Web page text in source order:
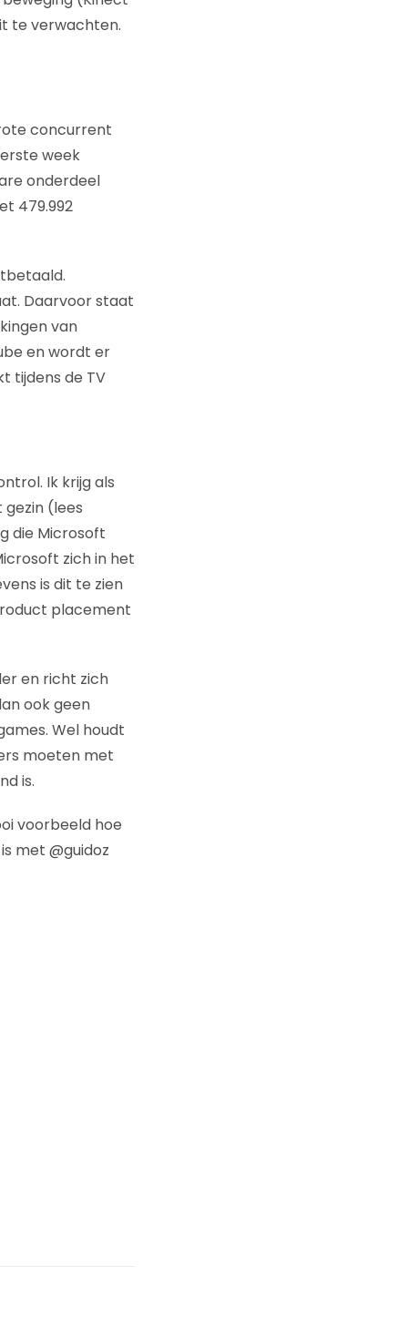
te verwachten.
concurrent
week
onderdeel
479.992
Daarvoor staat
van
en wordt er
tijdens de TV
Ik krijg als
(lees
die Microsoft
zich in het
is dit te zien
placement
en richt zich
ook geen
Wel houdt
moeten met
is.
voorbeeld hoe
met @guidoz